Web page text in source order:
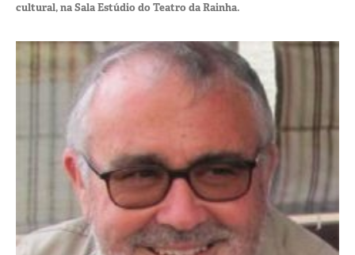
cultural, na Sala Estúdio do Teatro da Rainha.